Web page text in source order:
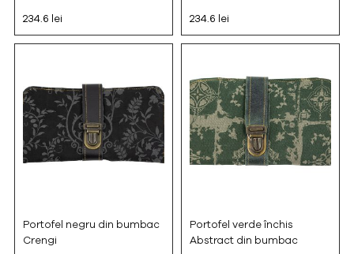
234.6 lei
234.6 lei
Portofel negru din bumbac
Crengi
Portofel verde închis
Abstract din bumbac